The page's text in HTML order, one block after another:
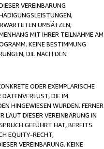
VEREINBARUNG
UMSÄTZEN,
MIT IHRER TEILNAHME AM
KEINE BESTIMMUNG
DIE NACH DEN
ODER EXEMPLARISCHE
DIE IM
HINGEWIESEN WURDEN. FERNER
LAUT DIESER VEREINBARUNG IN
GEFÜHRT HAT, BEREITS
EQUITY-RECHT,
VEREINBARUNG. KEINE